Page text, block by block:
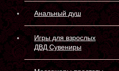
Анальный душ
Игры для взрослых
ДВД Сувениры